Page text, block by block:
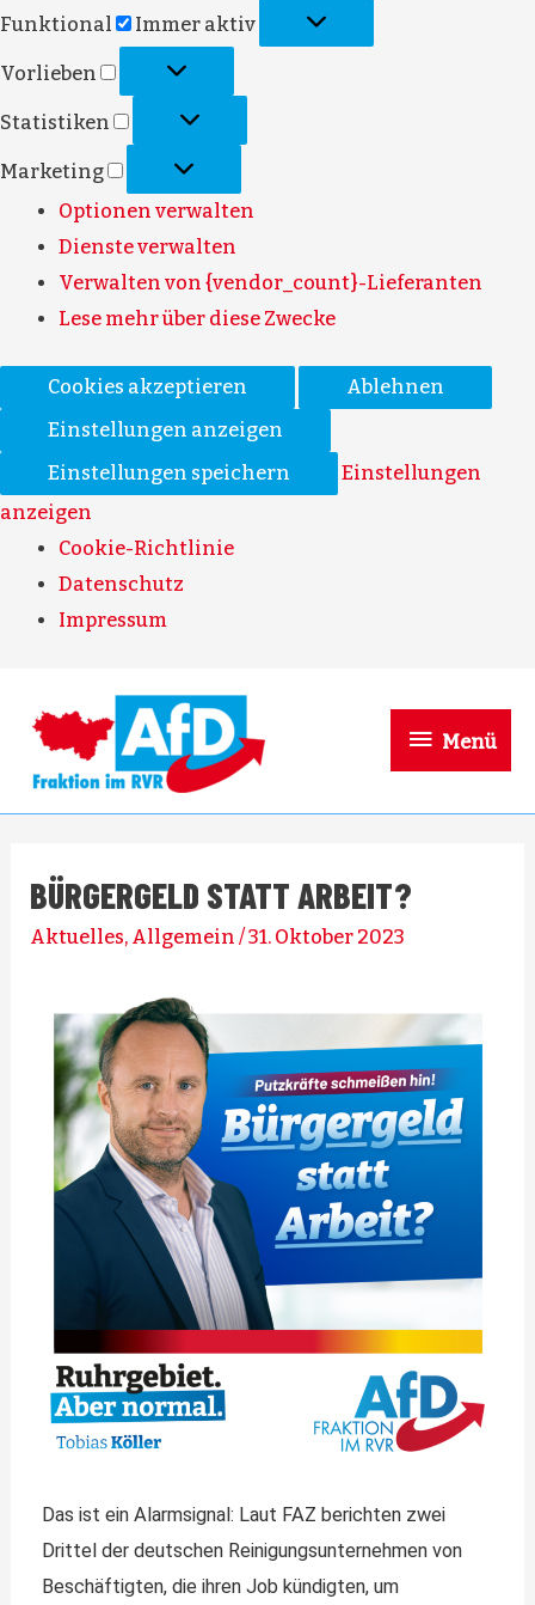
Funktional
Immer aktiv
Vorlieben
Statistiken
Marketing
Optionen verwalten
Dienste verwalten
Verwalten von {vendor_count}-Lieferanten
Lese mehr über diese Zwecke
Cookies akzeptieren
Ablehnen
Einstellungen anzeigen
Einstellungen speichern
Einstellungen
anzeigen
Cookie-Richtlinie
Datenschutz
Impressum
Menü
BÜRGERGELD STATT ARBEIT?
Aktuelles, Allgemein /31. Oktober 2023
Das ist ein Alarmsignal: Laut FAZ berichten zwei
Drittel der deutschen Reinigungsunternehmen von
Beschäftigten, die ihren Job kündigten, um